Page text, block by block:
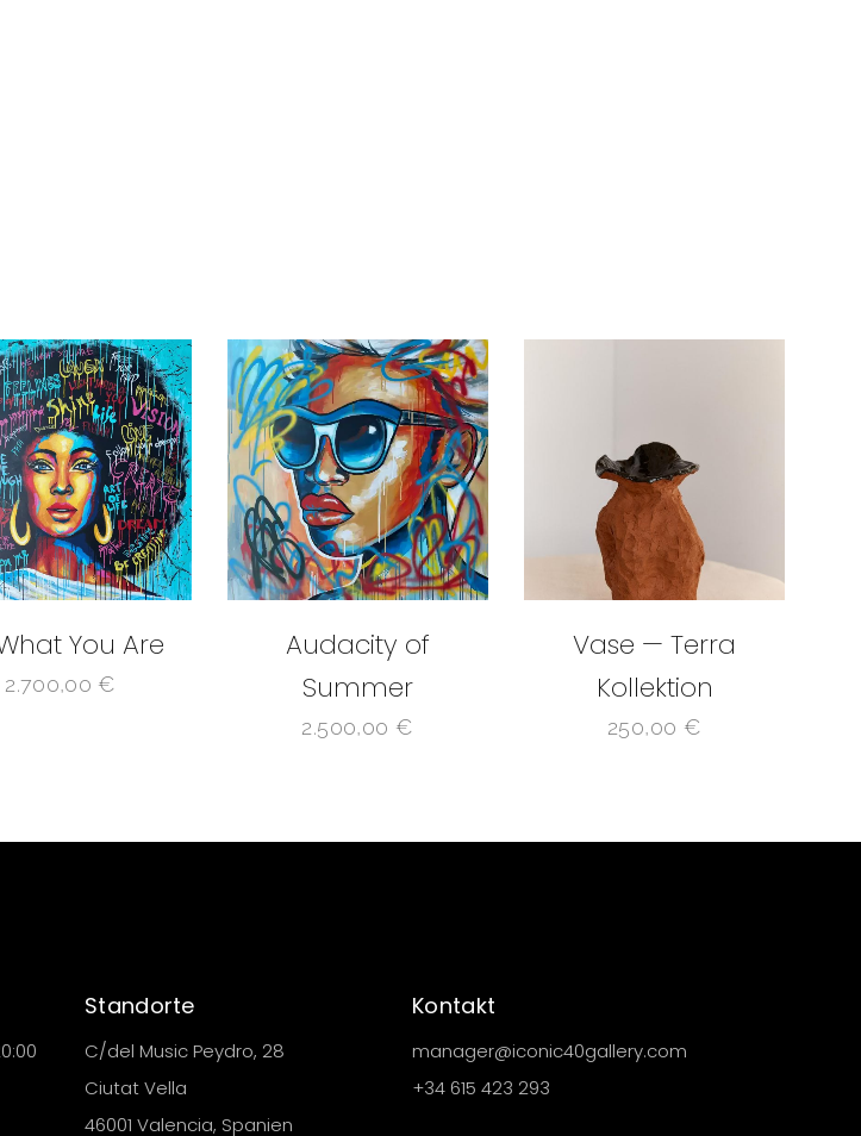
You Are
2.700,00 €
Audacity of
Summer
2.500,00 €
Vase — Terra
Kollektion
250,00 €
Standorte
C/del Music Peydro, 28
Ciutat Vella
46001 Valencia, Spanien
Kontakt
manager@iconic40gallery.com
+34 615 423 293